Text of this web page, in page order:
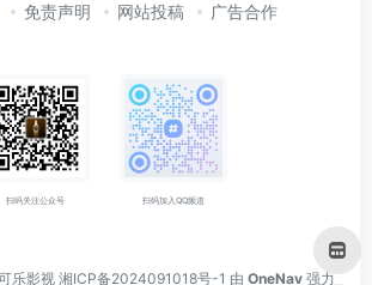
免责声明 网站投稿 广告合作
扫码关注公众号 扫码加入QQ频道
乐影视 湘ICP备2024091018号-1 由 OneNav 强力